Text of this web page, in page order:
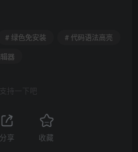
# 绿色免安装
# 代码语法高亮
器
持一下吧
分享 收藏